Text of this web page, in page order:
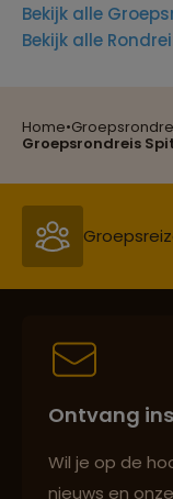
Home•
Groepsrondreis
Bekijk alle
Bekijk alle
Reizen
Persoonlijk
Ontvang
Wil je op de
nieuws en